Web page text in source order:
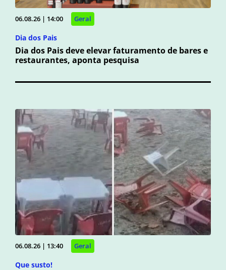
06.08.26 | 14:00 Geral
Dia dos Pais
Dia dos Pais deve elevar faturamento de bares e
restaurantes, aponta pesquisa
06.08.26 | 13:40 Geral
Que susto!